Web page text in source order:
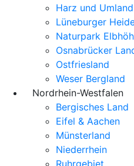
Harz und Umland
Lüneburger
Naturpark
Osnabrücker
Ostfriesland
Weser Bergland
Nordrhein-Westfalen
Bergisches Land
Eifel & Aachen
Münsterland
Niederrhein
Ruhrgebiet